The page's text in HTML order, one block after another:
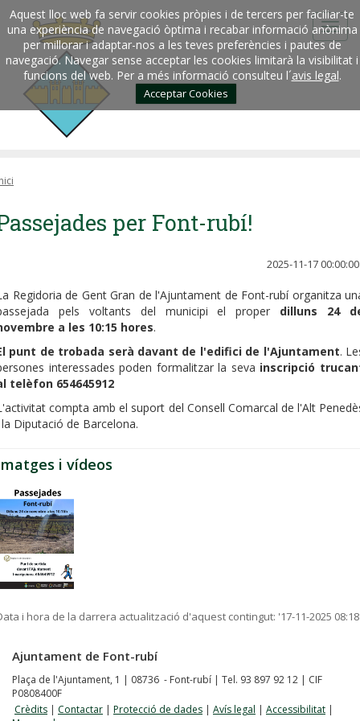
Aquest lloc web fa servir cookies pròpies i de tercers per faciliar-te
una experiència de navegació òptima i recabar informació anònima
per millorar i adaptar-nos a les teves preferències i pautes de
navegació. Navegar sense acceptar les cookies limitarà la visibilitat i
funcions del web. Per a més informació consulteu l´avis legal.
Acceptar Cookies
per Font-rubí!
2025-11-17 00:00:00
Regidoria de Gent Gran de l'Ajuntament de Font-rubí organitza
pels voltants del municipi el proper dilluns 24
a les 10:15 hores.
punt de trobada serà davant de l'edifici de l'Ajuntament.
interessades poden formalitzar la seva inscripció
telèfon 654645912
compta amb el suport del Consell Comarcal de l'Alt
Diputació de Barcelona.
i vídeos
i hora de la darrera actualització d'aquest contingut: '17-11-2025 08:18
Ajuntament de Font-rubí
Plaça de l'Ajuntament, 1 | 08736 - Font-rubí | Tel. 93 897 92 12 | CIF
P0808400F
Crèdits | Contactar | Protecció de dades | Avís legal | Accessibilitat |